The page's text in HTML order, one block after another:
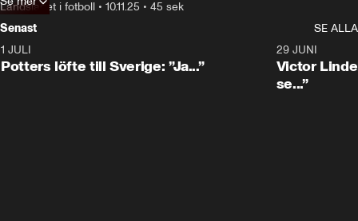
Landslaget i fotboll • 10.11.25 • 45 sek
Senast
SE ALLA
1 JULI
Potters löfte till Sverige: ”Ja...”
29 JUNI
Victor
se...”